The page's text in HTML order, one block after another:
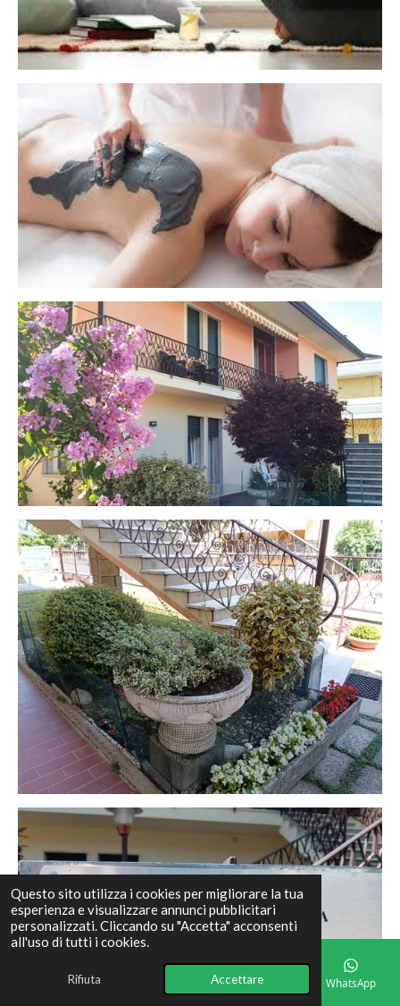
Questo sito utilizza i cookies per migliorare la tua
esperienza e visualizzare annunci pubblicitari
personalizzati. Cliccando su "Accetta" acconsenti
all'uso di tutti i cookies.
Rifiuta Accettare
Telefono Mappa Facebook WhatsApp